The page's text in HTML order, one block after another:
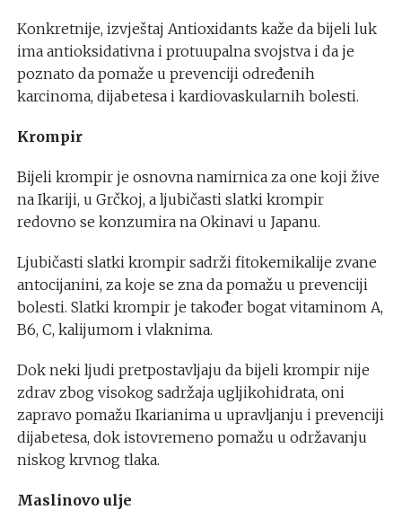
Konkretnije, izvještaj Antioxidants kaže da bijeli luk
ima antioksidativna i protuupalna svojstva i da je
poznato da pomaže u prevenciji određenih
karcinoma, dijabetesa i kardiovaskularnih bolesti.
Krompir
Bijeli krompir je osnovna namirnica za one koji žive
na Ikariji, u Grčkoj, a ljubičasti slatki krompir
redovno se konzumira na Okinavi u Japanu.
Ljubičasti slatki krompir sadrži fitokemikalije zvane
antocijanini, za koje se zna da pomažu u prevenciji
bolesti. Slatki krompir je također bogat vitaminom A,
B6, C, kalijumom i vlaknima.
Dok neki ljudi pretpostavljaju da bijeli krompir nije
zdrav zbog visokog sadržaja ugljikohidrata, oni
zapravo pomažu Ikarianima u upravljanju i prevenciji
dijabetesa, dok istovremeno pomažu u održavanju
niskog krvnog tlaka.
Maslinovo ulje